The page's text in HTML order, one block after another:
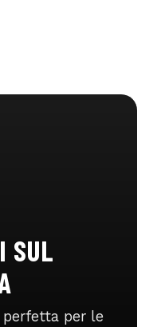
SUL
per le